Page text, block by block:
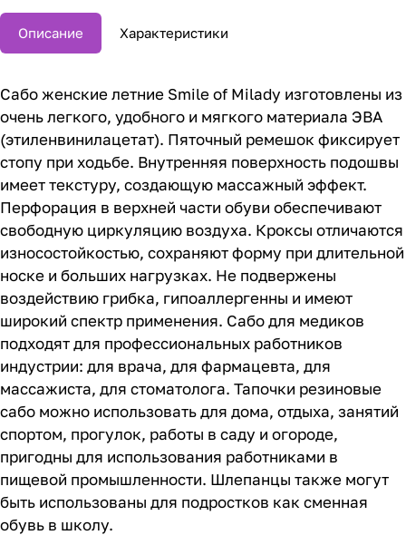
Описание Характеристики
Сабо женские летние Smile of Milady изготовлены из
очень легкого, удобного и мягкого материала ЭВА
(этиленвинилацетат). Пяточный ремешок фиксирует
стопу при ходьбе. Внутренняя поверхность подошвы
имеет текстуру, создающую массажный эффект.
Перфорация в верхней части обуви обеспечивают
свободную циркуляцию воздуха. Кроксы отличаются
износостойкостью, сохраняют форму при длительной
носке и больших нагрузках. Не подвержены
воздействию грибка, гипоаллергенны и имеют
широкий спектр применения. Сабо для медиков
подходят для профессиональных работников
индустрии: для врача, для фармацевта, для
массажиста, для стоматолога. Тапочки резиновые
сабо можно использовать для дома, отдыха, занятий
спортом, прогулок, работы в саду и огороде,
пригодны для использования работниками в
пищевой промышленности. Шлепанцы также могут
быть использованы для подростков как сменная
обувь в школу.